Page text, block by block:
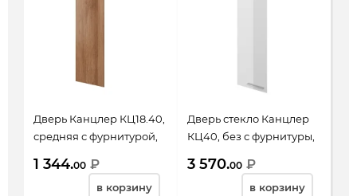
Дверь Канцлер КЦ18.40,
средняя с фурнитурой,
трюфельный
1 344.00 ₽
в корзину
Дверь стекло Канцлер
КЦ40, без с фурнитуры,
3 570.00 ₽
в корзину